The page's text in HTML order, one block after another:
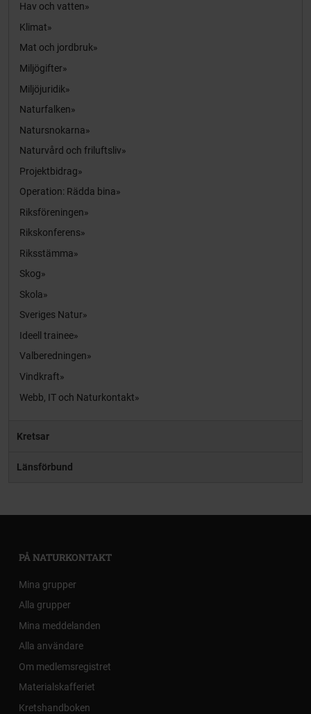
Hav och vatten
Klimat
Mat och jordbruk
Miljögifter
Miljöjuridik
Naturfalken
Natursnokarna
Naturvård och friluftsliv
Projektbidrag
Operation: Rädda bina
Riksföreningen
Rikskonferens
Riksstämma
Skog
Skola
Sveriges Natur
Ideell trainee
Valberedningen
Vindkraft
Webb, IT och Naturkontakt
Kretsar
Länsförbund
PÅ NATURKONTAKT
Mina grupper
Alla grupper
Mina meddelanden
Alla användare
Om medlemsregistret
Materialskafferiet
Kretshandboken